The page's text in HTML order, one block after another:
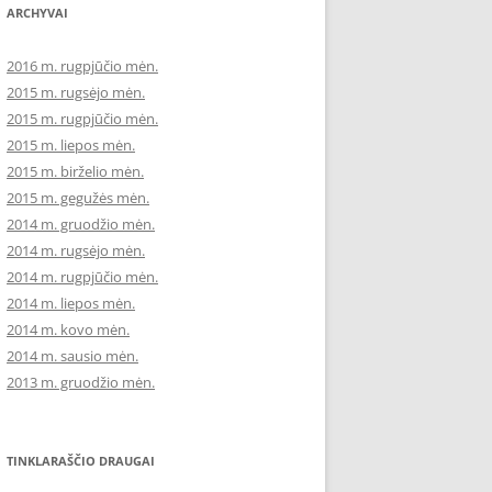
ARCHYVAI
2016 m. rugpjūčio mėn.
2015 m. rugsėjo mėn.
2015 m. rugpjūčio mėn.
2015 m. liepos mėn.
2015 m. birželio mėn.
2015 m. gegužės mėn.
2014 m. gruodžio mėn.
2014 m. rugsėjo mėn.
2014 m. rugpjūčio mėn.
2014 m. liepos mėn.
2014 m. kovo mėn.
2014 m. sausio mėn.
2013 m. gruodžio mėn.
TINKLARAŠČIO DRAUGAI